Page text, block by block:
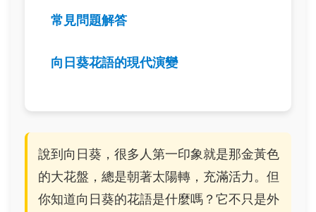
常見問題解答
向日葵花語的現代演變
說到向日葵，很多人第一印象就是那金黃色
的大花盤，總是朝著太陽轉，充滿活力。但
你知道向日葵的花語是什麼嗎？它不只是外